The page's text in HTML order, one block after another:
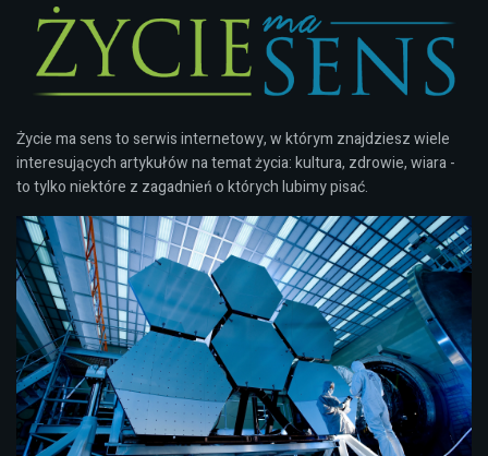
Życie ma sens to serwis internetowy, w którym znajdziesz wiele
interesujących artykułów na temat życia: kultura, zdrowie, wiara -
to tylko niektóre z zagadnień o których lubimy pisać.